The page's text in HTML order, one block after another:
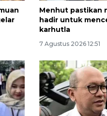
Menhut pastikan
hadir untuk
karhutla
7 Agustus 2026 12:51